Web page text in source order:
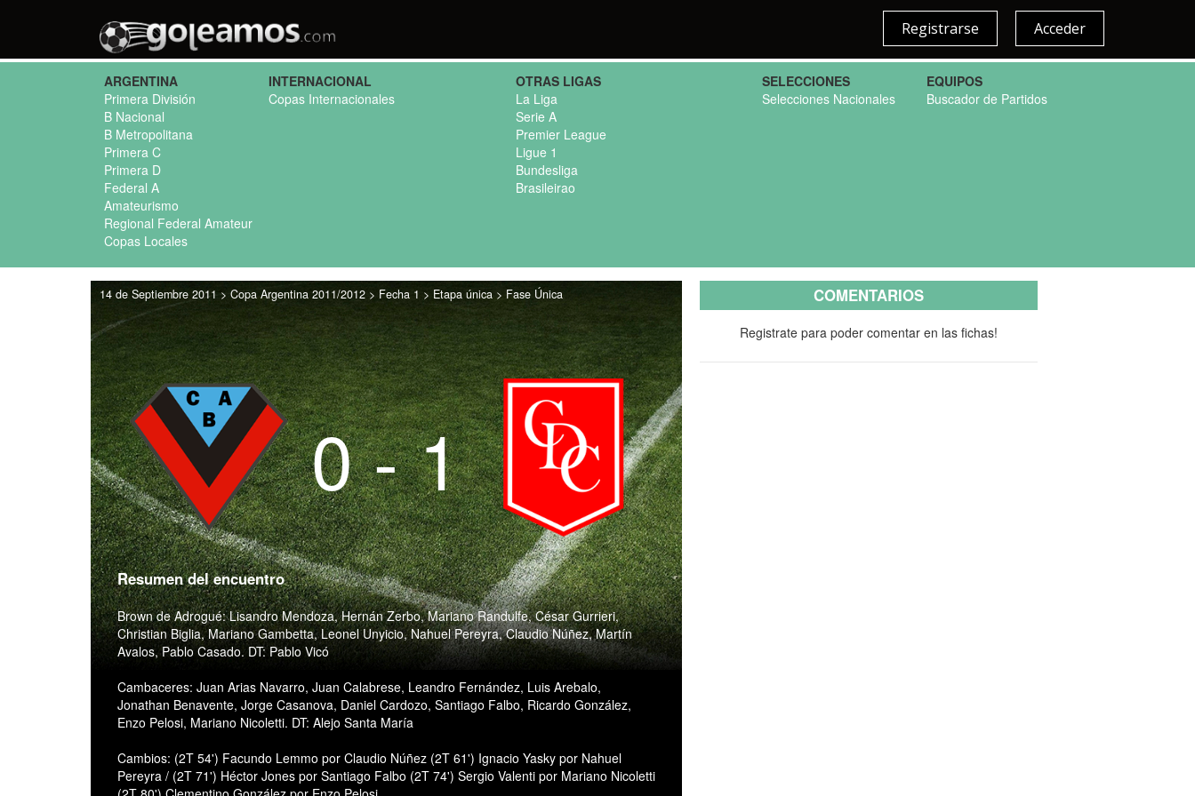
Acceder
Registrarse
ARGENTINA
Primera División
B Nacional
B Metropolitana
Primera C
Primera D
Federal A
Amateurismo
Regional Federal Amateur
Copas Locales
INTERNACIONAL
Copas Internacionales
OTRAS LIGAS
La Liga
Serie A
Premier League
Ligue 1
Bundesliga
Brasileirao
SELECCIONES
Selecciones Nacionales
EQUIPOS
Buscador de Partidos
14 de Septiembre 2011 > Copa Argentina 2011/2012 > Fecha 1 > Etapa única > Fase Única
0 - 1
Resumen del encuentro
Brown de Adrogué: Lisandro Mendoza, Hernán Zerbo, Mariano Randulfe, César Gurrieri,
Christian Biglia, Mariano Gambetta, Leonel Unyicio, Nahuel Pereyra, Claudio Núñez, Martín
Avalos, Pablo Casado. DT: Pablo Vicó
Cambaceres: Juan Arias Navarro, Juan Calabrese, Leandro Fernández, Luis Arebalo,
Jonathan Benavente, Jorge Casanova, Daniel Cardozo, Santiago Falbo, Ricardo González,
Enzo Pelosi, Mariano Nicoletti. DT: Alejo Santa María
Cambios: (2T 54') Facundo Lemmo por Claudio Núñez (2T 61') Ignacio Yasky por Nahuel
Pereyra / (2T 71') Héctor Jones por Santiago Falbo (2T 74') Sergio Valenti por Mariano Nicoletti
COMENTARIOS
Registrate para poder comentar en las fichas!